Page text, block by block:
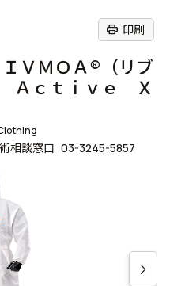
print 印刷
ＶＭＯＡ®（リブ
Ａｃｔｉｖｅ Ｘ
相談窓口 03-3245-5857